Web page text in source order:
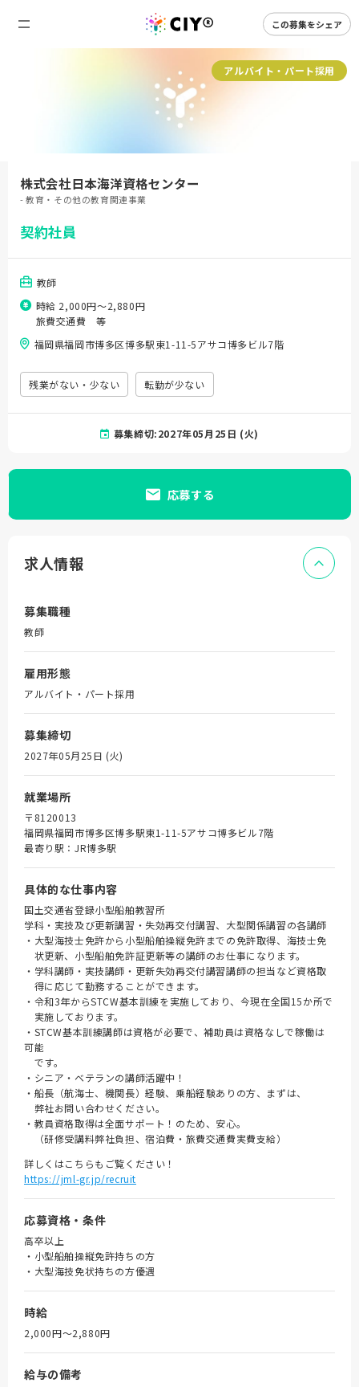
この募集をシェア
アルバイト・パート採用
株式会社日本海洋資格センター
- 教育・その他の教育関連事業
契約社員
教師
時給 2,000円〜2,880円
旅費交通費 等
福岡県福岡市博多区博多駅東1-11-5アサコ博多ビル7階
残業がない・少ない 転勤が少ない
募集締切:2027年05月25日 (火)
応募する
求人情報
募集職種
教師
雇用形態
アルバイト・パート採用
募集締切
2027年05月25日 (火)
就業場所
〒8120013
福岡県福岡市博多区博多駅東1-11-5アサコ博多ビル7階
最寄り駅：JR博多駅
具体的な仕事内容
国土交通省登録小型船舶教習所
学科・実技及び更新講習・失効再交付講習、大型関係講習の各講師
・大型海技士免許から小型船舶操縦免許までの免許取得、海技士免
状更新、小型船舶免許証更新等の講師のお仕事になります。
・学科講師・実技講師・更新失効再交付講習講師の担当など資格取
得に応じて勤務することができます。
・令和3年からSTCW基本訓練を実施しており、今現在全国15か所で
実施しております。
・STCW基本訓練講師は資格が必要で、補助員は資格なしで稼働は
可能
です。
・シニア・ベテランの講師活躍中！
・船長（航海士、機関長）経験、乗船経験ありの方、まずは、
弊社お問い合わせください。
・教員資格取得は全面サポート！のため、安心。
（研修受講料弊社負担、宿泊費・旅費交通費実費支給）
詳しくはこちらもご覧ください！
https://jml-gr.jp/recruit
応募資格・条件
高卒以上
・小型船舶操縦免許持ちの方
・大型海技免状持ちの方優遇
時給
2,000円〜2,880円
給与の備考